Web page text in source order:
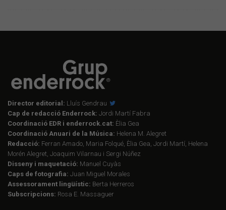
Director editorial: Lluís Gendrau
Cap de redacció Enderrock: Jordi Martí Fabra
Coordinació EDR i enderrock.cat: Èlia Gea
Coordinació Anuari de la Música: Helena M. Alegret
Redacció: Ferran Amado, Maria Folqué, Èlia Gea, Jordi Martí, Helena
Morén Alegret, Joaquim Vilarnau i Sergi Núñez
Disseny i maquetació: Manuel Cuyàs
Caps de fotografia: Juan Miguel Morales
Assessorament lingüístic: Berta Herreros
Subscripcions: Rosa E. Massaguer